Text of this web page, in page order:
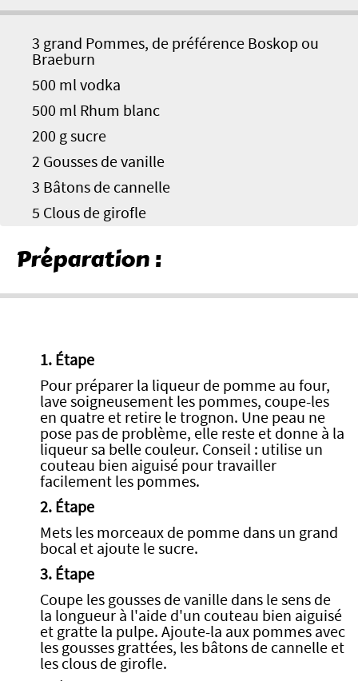
3 grand Pommes, de préférence Boskop ou
Braeburn
500 ml vodka
500 ml Rhum blanc
200 g sucre
2 Gousses de vanille
3 Bâtons de cannelle
5 Clous de girofle
Préparation :
1. Étape
Pour préparer la liqueur de pomme au four,
lave soigneusement les pommes, coupe-les
en quatre et retire le trognon. Une peau ne
pose pas de problème, elle reste et donne à la
liqueur sa belle couleur. Conseil : utilise un
couteau bien aiguisé pour travailler
facilement les pommes.
2. Étape
Mets les morceaux de pomme dans un grand
bocal et ajoute le sucre.
3. Étape
Coupe les gousses de vanille dans le sens de
la longueur à l'aide d'un couteau bien aiguisé
et gratte la pulpe. Ajoute-la aux pommes avec
les gousses grattées, les bâtons de cannelle et
les clous de girofle.